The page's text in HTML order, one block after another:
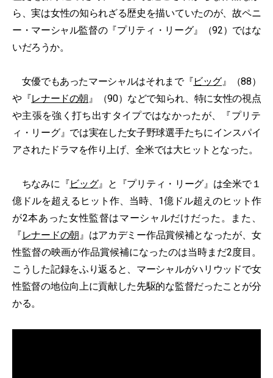
ら、実は女性の知られざる歴史を描いていたのが、故ペニ
ー・マーシャル監督の『プリティ・リーグ』（92）ではな
いだろうか。
女優でもあったマーシャルはそれまで『ビッグ』（88）
や『レナードの朝』（90）などで知られ、特に女性の視点
や主張を強く打ち出すタイプではなかったが、『プリテ
ィ・リーグ』では実在した女子野球選手たちにインスパイ
アされたドラマを作り上げ、全米では大ヒットとなった。
ちなみに『ビッグ』と『プリティ・リーグ』は全米で１
億ドルを超えるヒット作、当時、1億ドル超えのヒット作
が2本あった女性監督はマーシャルだけだった。また、
『レナードの朝』はアカデミー作品賞候補となったが、女
性監督の映画が作品賞候補になったのは当時まだ2度目。
こうした記録をふり返ると、マーシャルがハリウッドで女
性監督の地位向上に貢献した先駆的な監督だったことが分
かる。